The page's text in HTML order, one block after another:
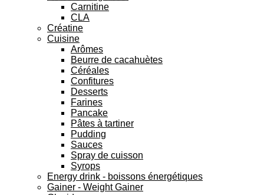
Carnitine
CLA
Créatine
Cuisine
Arômes
Beurre de cacahuètes
Céréales
Confitures
Desserts
Farines
Pancake
Pâtes à tartiner
Pudding
Sauces
Spray de cuisson
Syrops
Energy drink - boissons énergétiques
Gainer - Weight Gainer